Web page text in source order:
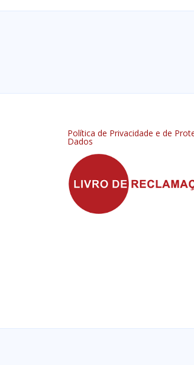
Política de Privacidade e de
Dados